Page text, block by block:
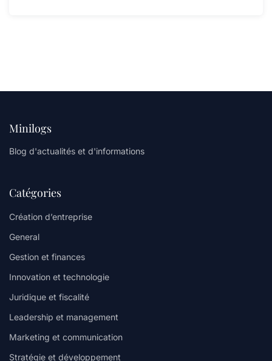
Minilogs
Blog d'actualités et d'informations
Catégories
Création d’entreprise
General
Gestion et finances
Innovation et technologie
Juridique et fiscalité
Leadership et management
Marketing et communication
Stratégie et développement